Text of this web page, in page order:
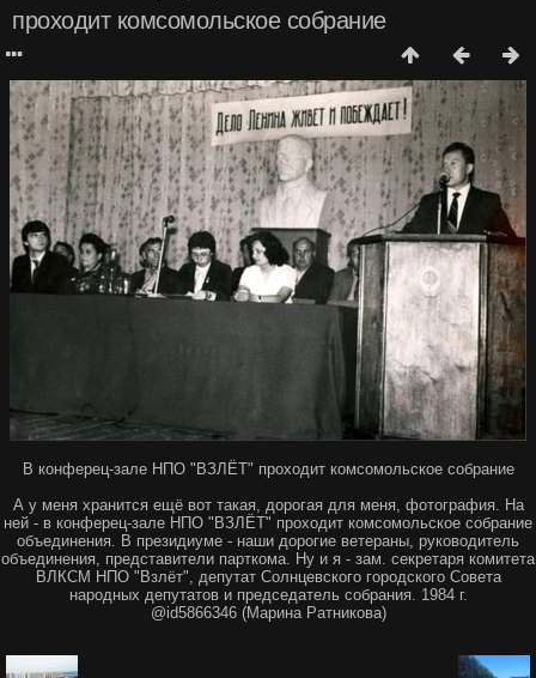
проходит комсомольское собрание
В конферец-зале НПО "ВЗЛЁТ" проходит комсомольское собрание
А у меня хранится ещё вот такая, дорогая для меня, фотография. На
ней - в конферец-зале НПО "ВЗЛЁТ" проходит комсомольское собрание
объединения. В президиуме - наши дорогие ветераны, руководитель
объединения, представители парткома. Ну и я - зам. секретаря комитета
ВЛКСМ НПО "Взлёт", депутат Солнцевского городского Совета
народных депутатов и председатель собрания. 1984 г.
@id5866346 (Марина Ратникова)